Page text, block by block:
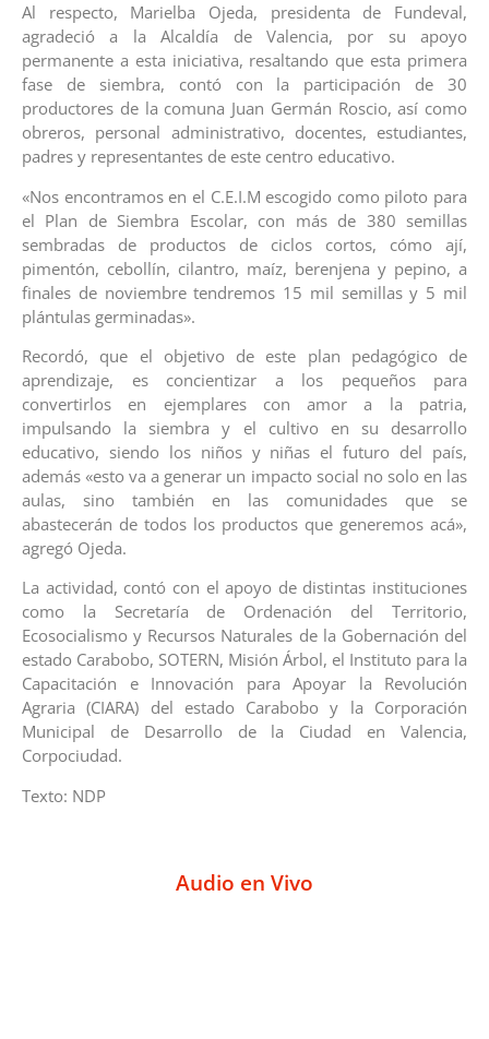
Al respecto, Marielba Ojeda, presidenta de Fundeval,
agradeció a la Alcaldía de Valencia, por su apoyo
permanente a esta iniciativa, resaltando que esta primera
fase de siembra, contó con la participación de 30
productores de la comuna Juan Germán Roscio, así como
obreros, personal administrativo, docentes, estudiantes,
padres y representantes de este centro educativo.
«Nos encontramos en el C.E.I.M escogido como piloto para
el Plan de Siembra Escolar, con más de 380 semillas
sembradas de productos de ciclos cortos, cómo ají,
pimentón, cebollín, cilantro, maíz, berenjena y pepino, a
finales de noviembre tendremos 15 mil semillas y 5 mil
plántulas germinadas».
Recordó, que el objetivo de este plan pedagógico de
aprendizaje, es concientizar a los pequeños para
convertirlos en ejemplares con amor a la patria,
impulsando la siembra y el cultivo en su desarrollo
educativo, siendo los niños y niñas el futuro del país,
además «esto va a generar un impacto social no solo en las
aulas, sino también en las comunidades que se
abastecerán de todos los productos que generemos acá»,
agregó Ojeda.
La actividad, contó con el apoyo de distintas instituciones
como la Secretaría de Ordenación del Territorio,
Ecosocialismo y Recursos Naturales de la Gobernación del
estado Carabobo, SOTERN, Misión Árbol, el Instituto para la
Capacitación e Innovación para Apoyar la Revolución
Agraria (CIARA) del estado Carabobo y la Corporación
Municipal de Desarrollo de la Ciudad en Valencia,
Corpociudad.
Texto: NDP
Audio en Vivo